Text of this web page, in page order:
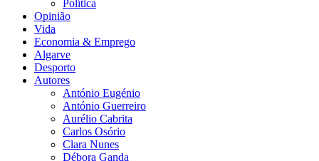
Política
Opinião
Vida
Economia & Emprego
Algarve
Desporto
Autores
António Eugénio
António Guerreiro
Aurélio Cabrita
Carlos Osório
Clara Nunes
Débora Ganda